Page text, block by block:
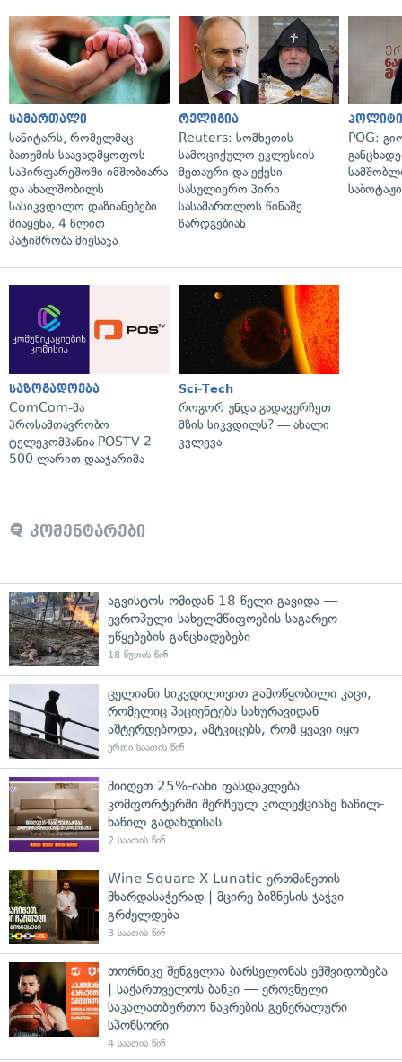
სამართალი
სანიტარს, რომელმაც
ბათუმის საავადმყოფოს
საპირფარეშოში იმშობიარა
და ახალშობილს
სასიკვდილო დაზიანებები
მიაყენა, 4 წლით
პატიმრობა მიესაჯა
რელიგია
Reuters: სომხეთის
სამოციქულო ეკლესიის
მეთაური და ექვსი
სასულიერო პირი
სასამართლოს წინაშე
წარდგებიან
POG:
საზოგადოება
ComCom-მა
პროსამთავრობო
ტელეკომპანია POSTV 2
500 ლარით დააჯარიმა
Sci-Tech
როგორ უნდა გადავურჩეთ
მზის სიკვდილს? — ახალი
კვლევა
კომენტარები
აგვისტოს ომიდან 18 წელი გავიდა —
ევროპული სახელმწიფოების საგარეო
უწყებების განცხადებები
18 წუთის წინ
ცელიანი სიკვდილივით გამოწყობილი კაცი,
რომელიც პაციენტებს სახურავიდან
აშტერდებოდა, ამტკიცებს, რომ ყვავი იყო
ერთი საათის წინ
მიიღეთ 25%-იანი ფასდაკლება
კომფორტერში შერჩეულ კოლექციაზე ნაწილ-
ნაწილ გადახდისას
2 საათის წინ
Wine Square X Lunatic ერთმანეთის
მხარდასაჭერად | მცირე ბიზნესის ჯაჭვი
გრძელდება
3 საათის წინ
თორნიკე შენგელია ბარსელონას ემშვიდობება
| საქართველოს ბანკი — ეროვნული
საკალათბურთო ნაკრების გენერალური
სპონსორი
4 საათის წინ